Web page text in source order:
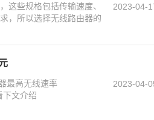
这些规格包括传输速度、
，所以选择无线路由器的
2023-04-
最高无线速率
文介绍
2023-04-